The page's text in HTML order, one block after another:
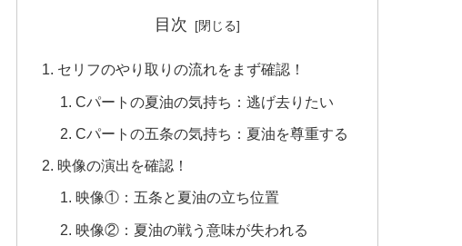
目次
セリフのやり取りの流れをまず確認！
Cパートの夏油の気持ち：逃げ去りたい
Cパートの五条の気持ち：夏油を尊重する
映像の演出を確認！
映像①：五条と夏油の立ち位置
映像②：夏油の戦う意味が失われる